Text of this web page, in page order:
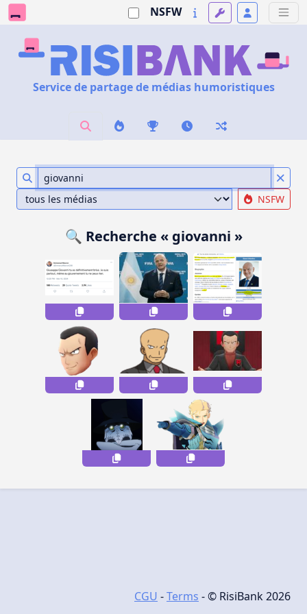
NSFW
Service de partage de médias humoristiques
NSFW
🔍 Recherche « giovanni »
CGU -Terms - © RisiBank 2026